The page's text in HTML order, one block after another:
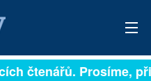
čtenářů. Prosíme,